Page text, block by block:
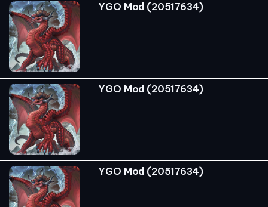
YGO Mod (20517634)
YGO Mod (20517634)
YGO Mod (20517634)